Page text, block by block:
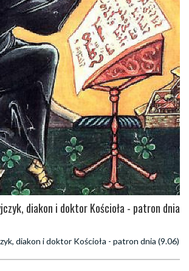
diakon i doktor Kościoła - patron dnia
diakon i doktor Kościoła - patron dnia (9.06)